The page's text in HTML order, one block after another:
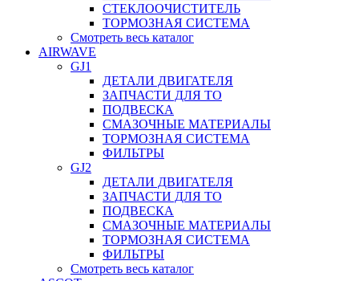
СТЕКЛООЧИСТИТЕЛЬ
ТОРМОЗНАЯ СИСТЕМА
Смотреть весь каталог
AIRWAVE
GJ1
ДЕТАЛИ ДВИГАТЕЛЯ
ЗАПЧАСТИ ДЛЯ ТО
ПОДВЕСКА
СМАЗОЧНЫЕ МАТЕРИАЛЫ
ТОРМОЗНАЯ СИСТЕМА
ФИЛЬТРЫ
GJ2
ДЕТАЛИ ДВИГАТЕЛЯ
ЗАПЧАСТИ ДЛЯ ТО
ПОДВЕСКА
СМАЗОЧНЫЕ МАТЕРИАЛЫ
ТОРМОЗНАЯ СИСТЕМА
ФИЛЬТРЫ
Смотреть весь каталог